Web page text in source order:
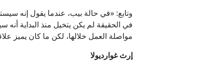
وتابع: «في حالة بيب، عندما يقول إنه
في الحقيقة لم يكن يتخيل منذ البداية
مواصلة العمل خلالها، لكن ما كان يميز
إرث غوارديولا